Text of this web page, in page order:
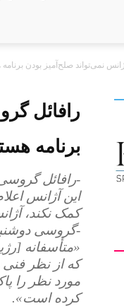
نمی‌تواند صلح‌آمیز بودن
رافائل
برنامه
-رافائل
این آژانس
کمک نکند،
«متأسفانه
که از نظر
مورد نظر را
کرده است».